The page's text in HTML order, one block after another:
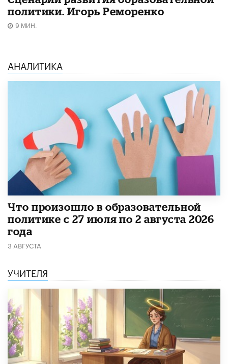
политики. Игорь Реморенко
9 МИН.
АНАЛИТИКА
​Что произошло в образовательной
политике с 27 июля по 2 августа 2026
года
3 АВГУСТА
УЧИТЕЛЯ